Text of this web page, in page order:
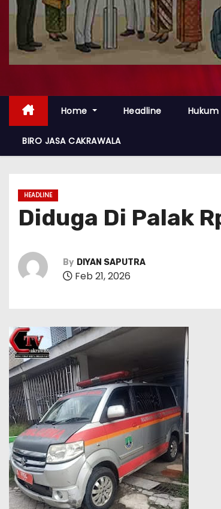
Home Headline
BIRO JASA CAKRAWALA
HEADLINE
Diduga Di Palak
By DIYAN SAPUTRA
Feb 21, 2026